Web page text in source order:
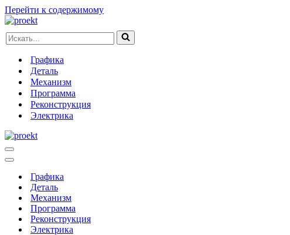
Перейти к содержимому
Искать...
Графика
Деталь
Механизм
Программа
Реконструкция
Электрика
Меню
навигации
Меню
навигацииГрафика
Деталь
Механизм
Программа
Реконструкция
Электрика